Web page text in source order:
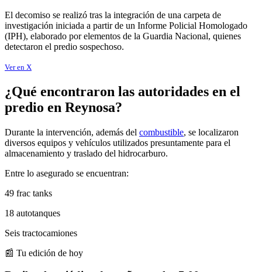
El decomiso se realizó tras la integración de una carpeta de
investigación iniciada a partir de un Informe Policial Homologado
(IPH), elaborado por elementos de la Guardia Nacional, quienes
detectaron el predio sospechoso.
Ver en X
¿Qué encontraron las autoridades en el
predio en Reynosa?
Durante la intervención, además del combustible, se localizaron
diversos equipos y vehículos utilizados presuntamente para el
almacenamiento y traslado del hidrocarburo.
Entre lo asegurado se encuentran:
49 frac tanks
18 autotanques
Seis tractocamiones
📰 Tu edición de hoy